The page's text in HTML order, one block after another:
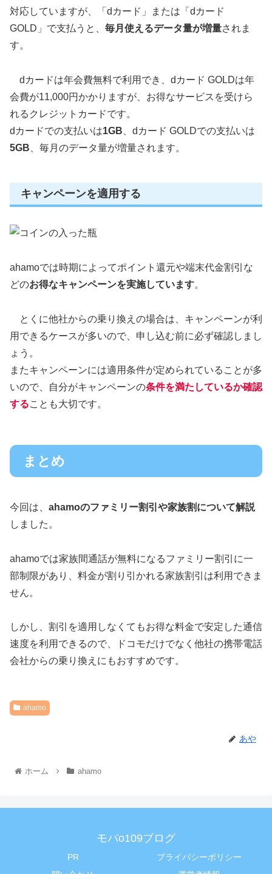
対応していますが、「dカード」または「dカード
GOLD」で支払うと、 毎月使えるデータ量が増量されま
す。
dカードは年会費無料で利用でき、dカード GOLDは年
会費が11,000円かかりますが、お得なサービスを受けら
れるクレジットカードです。
dカードでの支払いは1GB 、dカード GOLDでの支払いは
5GB 、毎月のデータ量が増量されます。
キャンペーンを適用する
ahamoでは時期によってポイント還元や端末代金割引な
どのお得なキャンペーンを実施しています。
とくに他社からの乗り換えの場合は、キャンペーンが利
用できるケースが多いので、申し込む前に必ず確認しまし
ょう。
またキャンペーンには適用条件が定められていることが多
いので、自分がキャンペーンの条件を満たしているか確認
することも大切です。
まとめ
今回は、 ahamoのファミリー割引や家族割について解説
しました。
ahamoでは家族間通話が無料になるファミリー割引に一
部制限があり、料金が割り引かれる家族割引は利用できま
せん。
しかし、割引を適用しなくてもお得な料金で安定した通信
速度を利用できるので、ドコモだけでなく他社の携帯電話
会社からの乗り換えにもおすすめです。
ahamo
あや
ホーム ahamo
モバo109ブログ
PR
プライバシーポリシー